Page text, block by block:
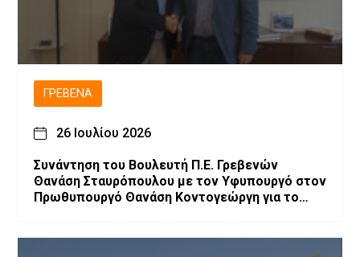
ΓΡΕΒΕΝΆ
26 Ιουλίου 2026
Συνάντηση του Βουλευτή Π.Ε. Γρεβενών
Θανάση Σταυρόπουλου με τον Υφυπουργό στον
Πρωθυπουργό Θανάση Κοντογεώργη για το